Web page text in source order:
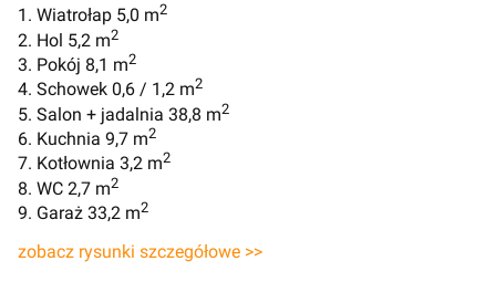
1. Wiatrołap 5,0 m2
2. Hol 5,2 m2
3. Pokój 8,1 m2
4. Schowek 0,6 / 1,2 m2
5. Salon + jadalnia 38,8 m2
6. Kuchnia 9,7 m2
7. Kotłownia 3,2 m2
8. WC 2,7 m2
9. Garaż 33,2 m2
zobacz rysunki szczegółowe >>